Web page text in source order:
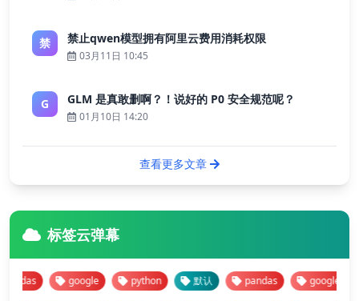
禁 禁止qwen模型拥有阿里云费用消耗权限
03月11日 10:45
G GLM 是真敢删啊？！说好的 P0 安全规范呢？
01月10日 14:20
查看更多文章
标签云弹幕
google python 默认 pandas google